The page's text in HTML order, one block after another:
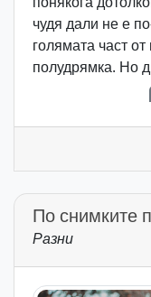
чудя дали не е
голямата част
полудрямка. Но
По снимките
Разни